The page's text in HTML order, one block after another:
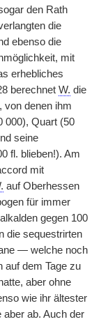
den Rath
die
ebenso die
mit
erhebliches
berechnet W. die
von denen ihm
000), Quart (50
seine
fl. blieben!). Am
mit
auf Oberhessen
für immer
gegen 100
die sequestrirten
— welche noch
auf dem Tage zu
aber ohne
wie ihr ältester
aber ab. Auch der